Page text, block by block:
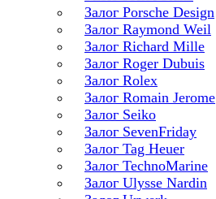
Залог Porsche Design
Залог Raymond Weil
Залог Richard Mille
Залог Roger Dubuis
Залог Rolex
Залог Romain Jerome
Залог Seiko
Залог SevenFriday
Залог Tag Heuer
Залог TechnoMarine
Залог Ulysse Nardin